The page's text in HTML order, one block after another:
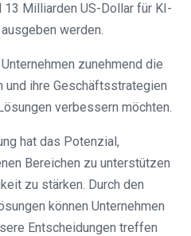
Milliarden US-Dollar für KI-
werden.
zunehmend die
und ihre Geschäftsstrategien
verbessern möchten.
hat das Potenzial,
Bereichen zu unterstützen
zu stärken. Durch den
können Unternehmen
Entscheidungen treffen